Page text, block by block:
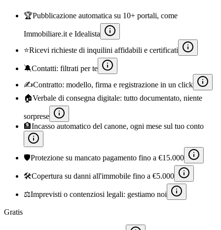
🏆Pubblicazione automatica su 10+ portali, come
Immobiliare.it e Idealista
⭐Ricevi richieste di inquilini affidabili e certificati
🔕Contatti: filtrati per te
✍️Contratto: modello, firma e registrazione in un click
🏠Verbale di consegna digitale: tutto documentato, niente
sorprese
🏦Incasso automatico del canone, ogni mese sul tuo conto
🛡️Protezione su mancato pagamento fino a €15.000
🛠️Copertura su danni all'immobile fino a €5.000
⚖️Imprevisti o contenziosi legali: gestiamo noi
Gratis